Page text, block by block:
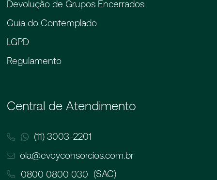
Devolução de Grupos Encerrados
Guia do Contemplado
LGPD
Regulamento
Central de Atendimento
(11) 3003-2201
ola@evoyconsorcios.com.br
0800 0800 030 (SAC)